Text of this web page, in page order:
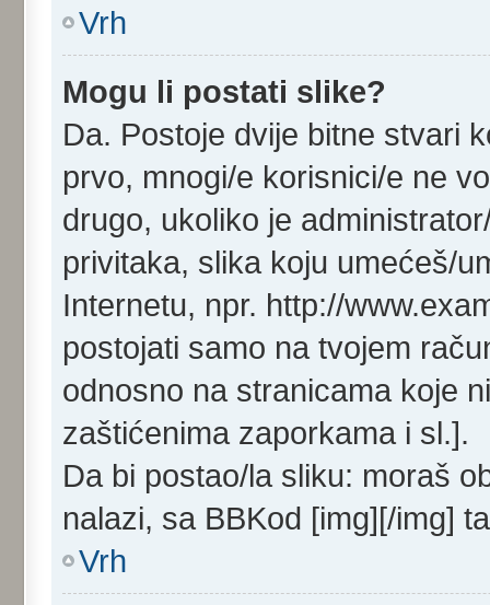
Vrh
Mogu li postati slike?
Da. Postoje dvije bitne stvari
prvo, mnogi/e korisnici/e ne
drugo, ukoliko je
privitaka, slika koju umećeš/
Internetu, npr. http://
postojati samo na tvojem
odnosno na stranicama koje
zaštićenima zaporkama i sl.].
Da bi postao/la sliku: moraš
nalazi, sa BBKod [img][/img]
Vrh